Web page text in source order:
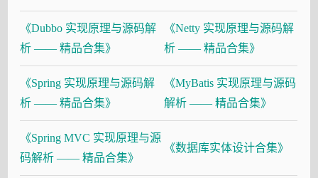
《Dubbo 实现原理与源码解
析 —— 精品合集》
《Netty 实现原理与源码解
析 —— 精品合集》
《Spring 实现原理与源码解
析 —— 精品合集》
《MyBatis 实现原理与源码
解析 —— 精品合集》
《Spring MVC 实现原理与源
码解析 —— 精品合集》
《数据库实体设计合集》